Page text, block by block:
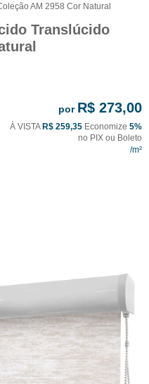
AM 2958 Cor Natural
Translúcido
por R$ 273,00
À VISTA R$ 259,35 Economize 5%
no PIX ou Boleto